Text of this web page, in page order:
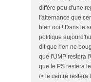
diffère peu d'une
l'alternance que
bien oui ! Dans le
politique
dit que rien ne
que l'UMP restera
que le PS restera
/> le centre restera